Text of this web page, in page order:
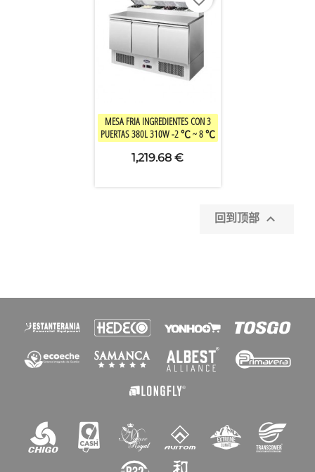
快速查看
MESA FRIA INGREDIENTES CON 3
PUERTAS 380L 310W -2 ℃ ~ 8 ℃
1,219.68 €
回到顶部 
取消